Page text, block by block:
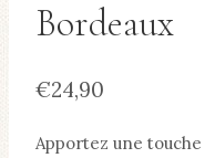
Bordeaux
€24,90
Apportez une touche